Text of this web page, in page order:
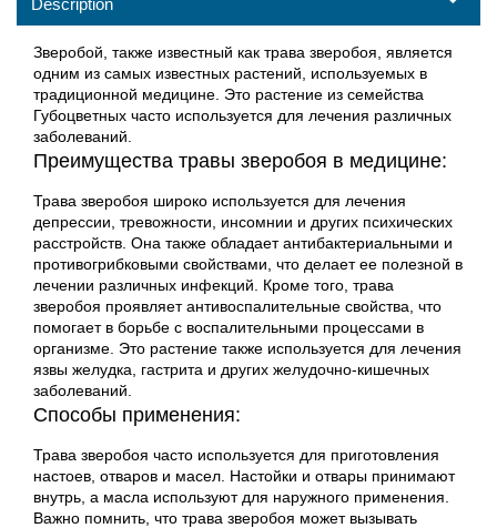
Зверобой, также известный как трава зверобоя, является
одним из самых известных растений, используемых в
традиционной медицине. Это растение из семейства
Губоцветных часто используется для лечения различных
заболеваний.
Преимущества травы зверобоя в медицине:
Трава зверобоя широко используется для лечения
депрессии, тревожности, инсомнии и других психических
расстройств. Она также обладает антибактериальными и
противогрибковыми свойствами, что делает ее полезной в
лечении различных инфекций. Кроме того, трава
зверобоя проявляет антивоспалительные свойства, что
помогает в борьбе с воспалительными процессами в
организме. Это растение также используется для лечения
язвы желудка, гастрита и других желудочно-кишечных
заболеваний.
Способы применения:
Трава зверобоя часто используется для приготовления
настоев, отваров и масел. Настойки и отвары принимают
внутрь, а масла используют для наружного применения.
Важно помнить, что трава зверобоя может вызывать